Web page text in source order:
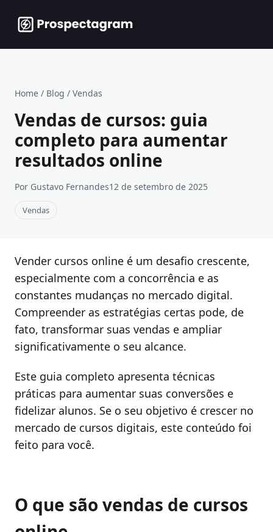
Home / Blog / Vendas
Vendas de cursos: guia
completo para aumentar
resultados online
Por Gustavo Fernandes12 de setembro de 2025
Vendas
Vender cursos online é um desafio crescente,
especialmente com a concorrência e as
constantes mudanças no mercado digital.
Compreender as estratégias certas pode, de
fato, transformar suas vendas e ampliar
significativamente o seu alcance.
Este guia completo apresenta técnicas
práticas para aumentar suas conversões e
fidelizar alunos. Se o seu objetivo é crescer no
mercado de cursos digitais, este conteúdo foi
feito para você.
O que são vendas de cursos